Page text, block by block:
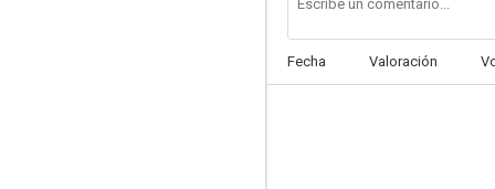
7.0
Fecha Valoración